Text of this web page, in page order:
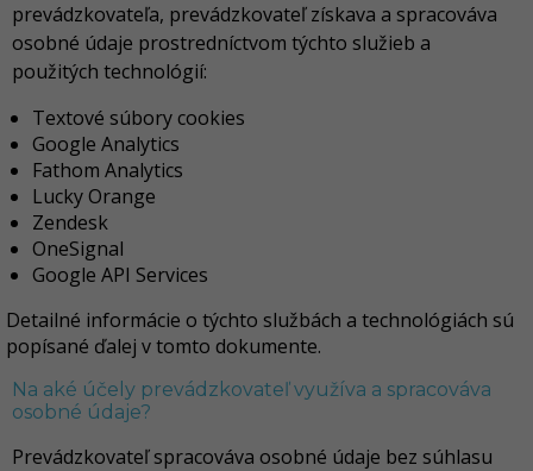
prevádzkovateľa, prevádzkovateľ získava a spracováva
osobné údaje prostredníctvom týchto služieb a
použitých technológií:
Textové súbory cookies
Google Analytics
Fathom Analytics
Lucky Orange
Zendesk
OneSignal
Google API Services
Detailné informácie o týchto službách a technológiách sú
popísané ďalej v tomto dokumente.
Na aké účely prevádzkovateľ využíva a spracováva
osobné údaje?
Prevádzkovateľ spracováva osobné údaje bez súhlasu